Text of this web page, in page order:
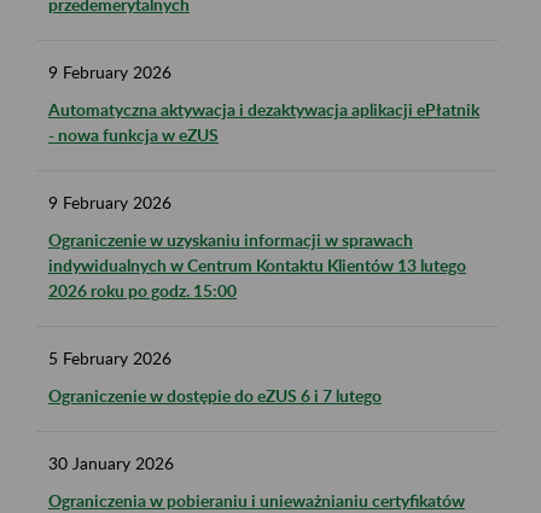
przedemerytalnych
9 February 2026
Automatyczna aktywacja i dezaktywacja aplikacji ePłatnik
- nowa funkcja w eZUS
9 February 2026
Ograniczenie w uzyskaniu informacji w sprawach
indywidualnych w Centrum Kontaktu Klientów 13 lutego
2026 roku po godz. 15:00
5 February 2026
Ograniczenie w dostępie do eZUS 6 i 7 lutego
30 January 2026
Ograniczenia w pobieraniu i unieważnianiu certyfikatów